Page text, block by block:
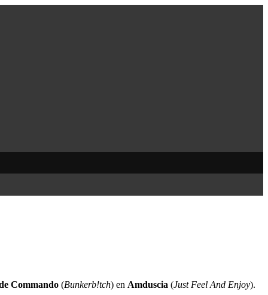
Commando (Bunkerb!tch) en Amduscia (Just Feel And Enjoy).